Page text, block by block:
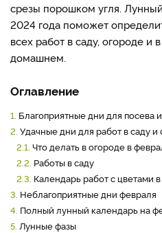
срезы порошком угля.
2024 года поможет
всех работ в саду, огороде и
домашнем.
Оглавление
1. Благоприятные дни для посева
2. Удачные дни для работ в саду и
2.1. Что делать в огороде в
2.2. Работы в саду
2.3. Календарь работ с цветами
3. Неблагоприятные дни февраля
4. Полный лунный календарь на
5. Лунные фазы